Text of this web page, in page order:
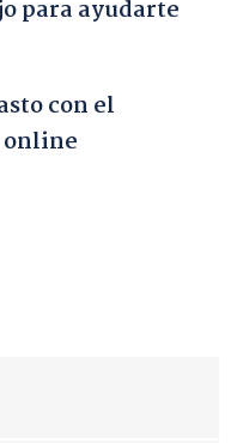
para ayudarte
con el